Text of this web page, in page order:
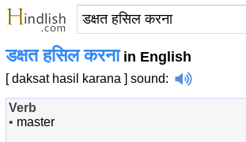
डक्षत हसिल करनाin English
[ daksat hasil karana ] sound:
Verb
• master